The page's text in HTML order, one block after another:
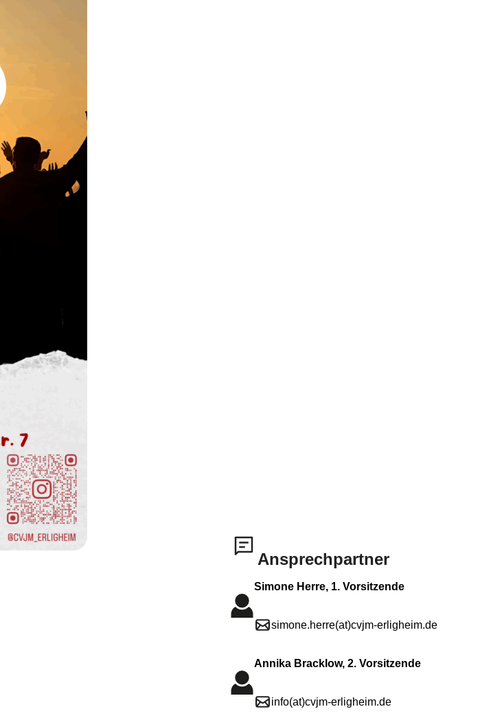
Ansprechpartner
Simone Herre, 1. Vorsitzende
simone.herre(at)cvjm-erligheim.de
Annika Bracklow, 2. Vorsitzende
info(at)cvjm-erligheim.de